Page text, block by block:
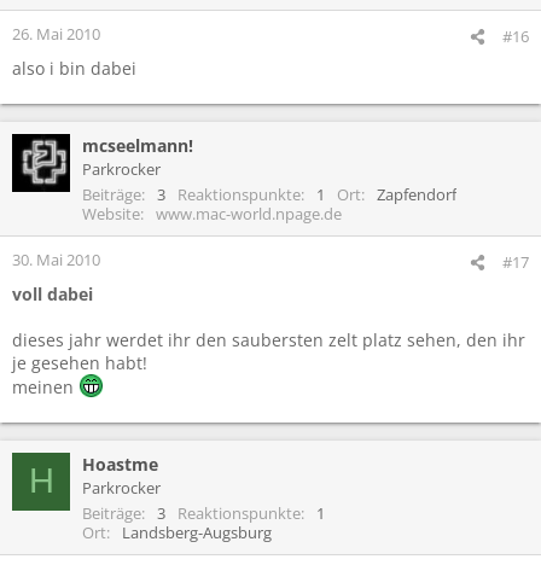
26. Mai 2010 #16
also i bin dabei
mcseelmann!
Parkrocker
Beiträge
3 Reaktionspunkte 1 Ort
Zapfendorf
Website
www.mac-world.npage.de
30. Mai 2010 #17
voll dabei
dieses jahr werdet ihr den saubersten zelt platz sehen, den ihr
je gesehen habt!
meinen
H Hoastme
Parkrocker
Beiträge
3 Reaktionspunkte
1
Ort
Landsberg-Augsburg